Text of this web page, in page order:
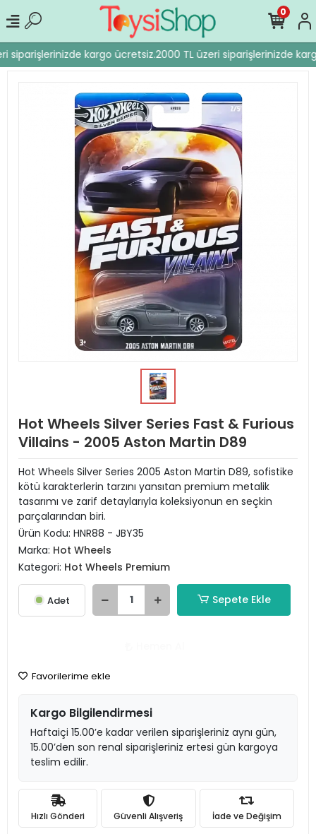
siparişlerinizde kargo ücretsiz.2000 TL üzeri siparişlerinizde
0
Hot Wheels Silver Series Fast & Furious
Villains - 2005 Aston Martin D89
Hot Wheels Silver Series 2005 Aston Martin D89, sofistike
kötü karakterlerin tarzını yansıtan premium metalik
tasarımı ve zarif detaylarıyla koleksiyonun en seçkin
parçalarından biri.
Ürün Kodu: HNR88 - JBY35
Marka: Hot Wheels
Kategori: Hot Wheels Premium
Adet Sepete Ekle
Favorilerime ekle
Kargo Bilgilendirmesi
Haftaiçi 15.00’e kadar verilen siparişleriniz aynı gün,
15.00’den son renal siparişleriniz ertesi gün kargoya
teslim edilir.
Hızlı Gönderi Güvenli Alışveriş İade ve Değişim